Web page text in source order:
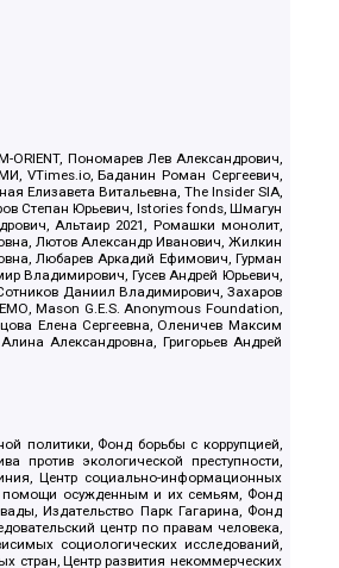
ORIENT, Пономарев Лев Александрович,
VTimes.io, Баданин Роман Сергеевич,
Елизавета Витальевна, The Insider SIA,
Степан Юрьевич, Istories fonds, Шмагун
Альтаир 2021, Ромашки монолит,
Лютов Александр Иванович, Жилкин
Любарев Аркадий Ефимович, Гурман
Владимирович, Гусев Андрей Юрьевич,
Даниил Владимирович, Захаров
Mason G.E.S. Anonymous Foundation,
Елена Сергеевна, Оленичев Максим
Александровна, Григорьев Андрей
политики, Фонд борьбы с коррупцией,
против экологической преступности,
Центр социально-информационных
помощи осужденным и их семьям, Фонд
Издательство Парк Гагарина, Фонд
центр по правам человека,
социологических исследований,
Центр развития некоммерческих